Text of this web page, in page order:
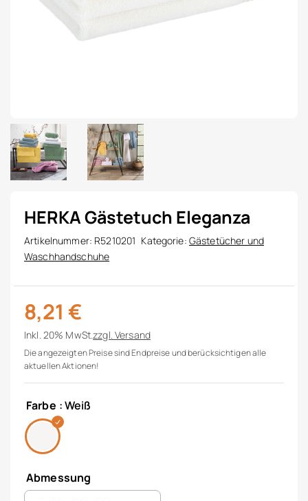
HERKA Gästetuch Eleganza
Artikelnummer: R5210201 Kategorie: Gästetücher und
Waschhandschuhe
8,21 €
Inkl. 20% MwSt.zzgl. Versand
Die angezeigten Preise sind Endpreise und berücksichtigen alle
aktuellen Aktionen!
Farbe : Weiß
Abmessung